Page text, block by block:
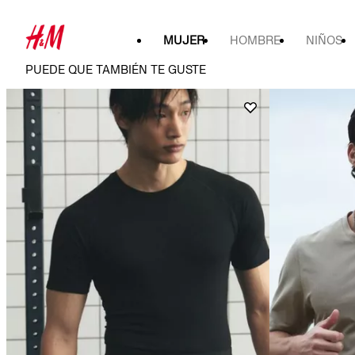
MUJER HOMBRE NIÑOS
PUEDE QUE TAMBIÉN TE GUSTE